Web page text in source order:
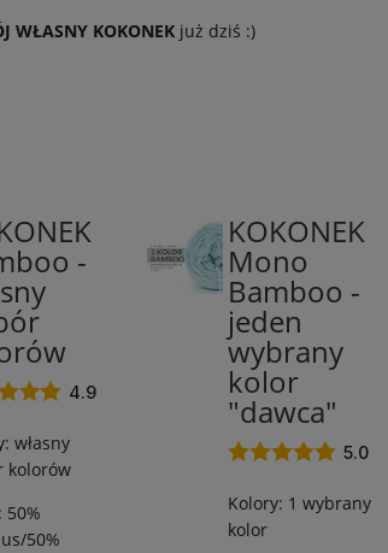
WŁASNY KOKONEKjuż dziś :)
dostawa(1)
-
Bambus
4.9
własny
kolorów
50%
50%
KOKONEK
Mono
Bamboo -
jeden
wybrany
kolor
"dawca"
5.0
Kolory: 1 wybrany
kolor